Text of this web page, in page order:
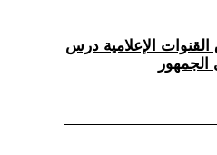
الإعلامية درس